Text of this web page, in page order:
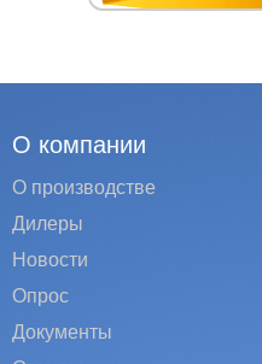
О компании
О производстве
Дилеры
Новости
Опрос
Документы